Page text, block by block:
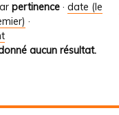
pertinence · date (le
·
aucun résultat.